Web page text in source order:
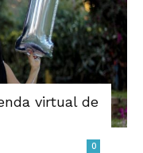
virtual de
0